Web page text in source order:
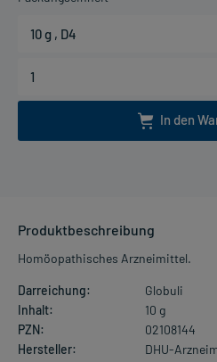
In den
Produktbeschreibung
Homöopathisches Arzneimittel.
Darreichung:
Globuli
Inhalt:
10 g
PZN:
02108144
Hersteller:
DHU-